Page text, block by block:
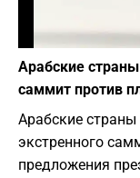
Арабские
саммит против
Арабские
экстренного
предложения